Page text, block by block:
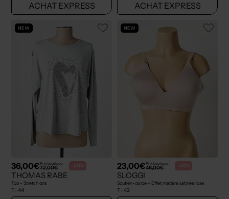
ACHAT EXPRESS ACHAT EXPRESS
NEW
36,00€Prix boutique :
72,00€ -50%
THOMAS RABE
Top - Stretch gris
T : 44
NEW
23,00€Prix boutique :
46,00€ -50%
SLOGGI
Soutien-gorge - Effet matière satinée rose
T : 42